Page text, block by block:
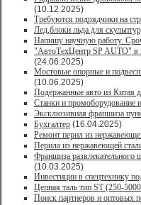
(10.12.2025)
Требуются подрядчики на
Лед,блоки льда для
Напишу научную работу.
"АвтоТехЦентр SP AUTO" в
(24.06.2025)
Мостовые опорные и
(10.06.2025)
Подержанные авто из Китая
Станки и промоборудование
Эксклюзивная франшиза
Бухгалтер (16.04.2025)
Ремонт перил из
Перила из нержавеющей
Франшиза
(10.03.2025)
Инвестиции в спецтехнику
Цепная таль тип ST (250-
Поиск партнеров и оптовых